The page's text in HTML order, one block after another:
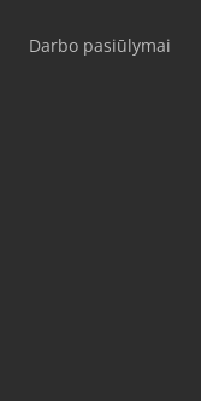
Darbo pasiūlymai